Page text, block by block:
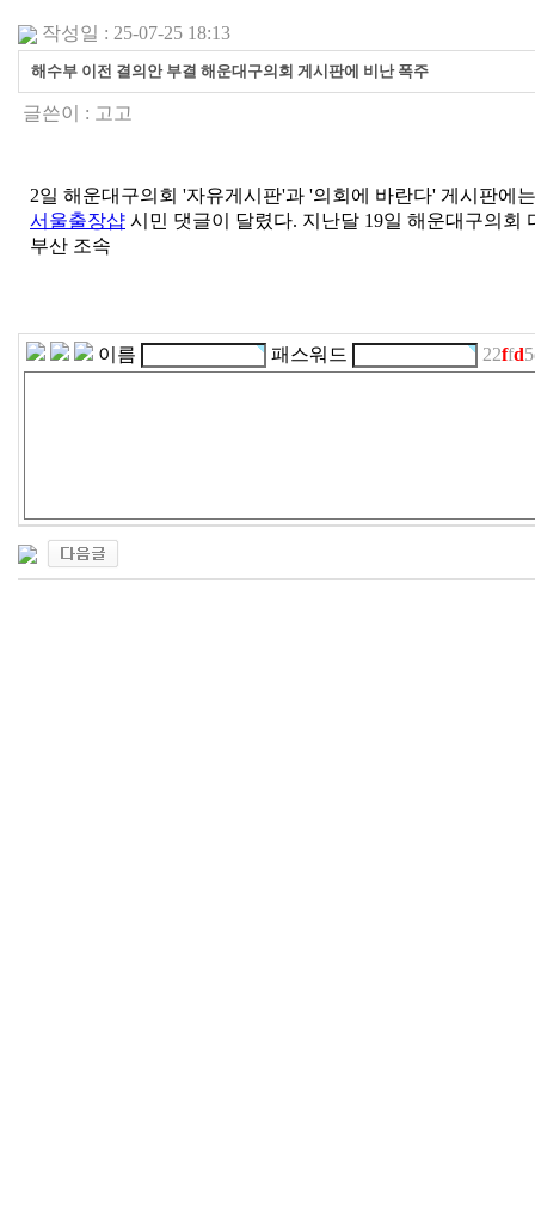
작성일 : 25-07-25 18:13
해수부 이전 결의안 부결 해운대구의회 게시판에 비난 폭주
글쓴이 : 고고
2일 해운대구의회 '자유게시판'과 '의회에 바란다' 게시판에
서울출장샵 시민 댓글이 달렸다. 지난달 19일 해운대구의
부산 조속
이름 패스워드 22ffd